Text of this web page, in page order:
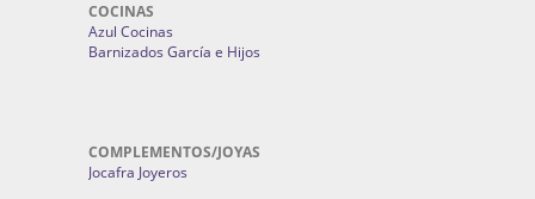
COCINAS
Azul Cocinas
Barnizados García e Hijos
COMPLEMENTOS/JOYAS
Jocafra Joyeros